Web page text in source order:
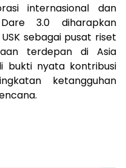
internasional dan
3.0 diharapkan
sebagai pusat riset
terdepan di Asia
bukti nyata kontribusi
ketangguhan